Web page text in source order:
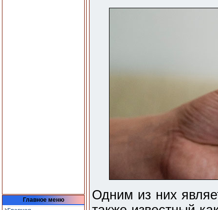
Главное меню
Одним из них